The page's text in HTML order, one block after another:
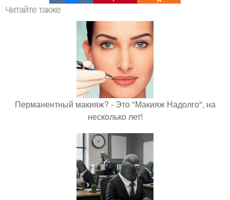
Читайте также
Перманентный макияж? - Это "Макияж Надолго", на
несколько лет!